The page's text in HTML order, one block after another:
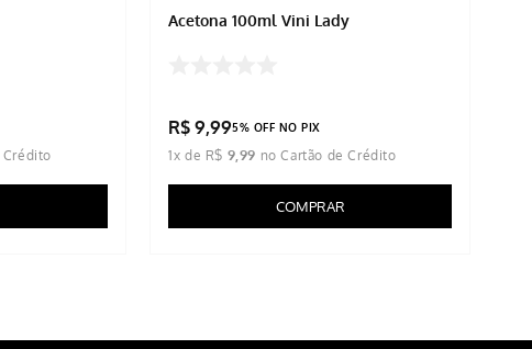
Acetona 100ml Vini Lady
R$ 9,995% OFF NO PIX
1x de R$ 9 99
COMPRAR